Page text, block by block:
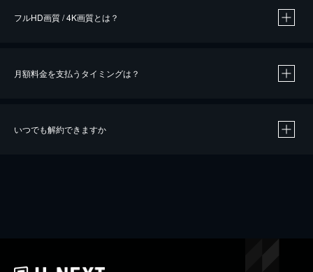
※40％ポイント還元の対象は、クレジットカード決済による作品の購入 / レンタルです。
iOSアプリのUコイン決済による作品の購入 / レンタルは、20％のポイント還元です。
フルHD画質 / 4K画質とは？
月額料金を支払うタイミングは？
いつでも解約できますか